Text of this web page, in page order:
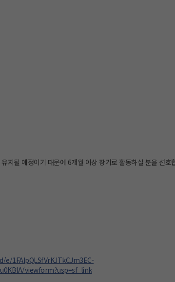
지될 예정이기 때문에 6개월 이상 장기로 활동하실 분을 선호
1FAIpQLSfVrKJTkCJm3EC-
viewform?usp=sf_link